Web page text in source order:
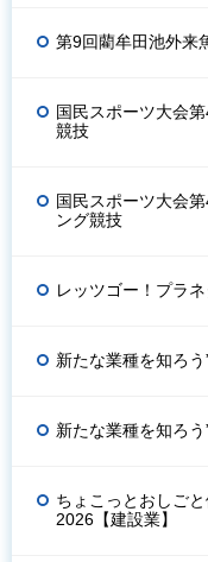
第9回藺牟田池外来
国民スポーツ大会
競技
国民スポーツ大会
ング競技
レッツゴー！プラネ
新たな業種を知ろ
新たな業種を知ろ
ちょこっとおしご
2026【建設業】